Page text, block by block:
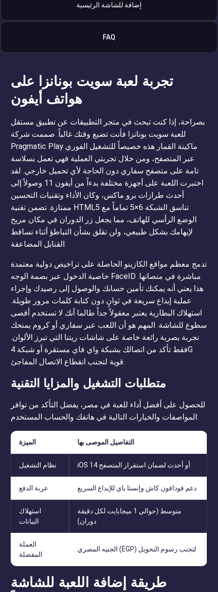
إضافة للشاشة الرئيسية
FAQ
تجربة لعبة سويت بونانزا على
هواتف أيفون
بصراحة، إذا كنت تبحث في متجر التطبيقات عن تطبيق مستقل
للعبة سويت بونانزا فأنت تضيع وقتك غالباً. صممت شركة
Pragmatic Play ماكينة القمار هذه خصيصاً للتشغيل الفوري
عبر المتصفح، ومن خلال تجربتي العملية فهي تعمل بسلاسة
تامة على متصفح سفاري دون الحاجة لأي تحميل خارجي. لقد
اختبرت اللعبة على أجهزة مختلفة بدءاً من أيفون 11 وصولاً إلى
أحدث طرازات برو ماكس، وكان الأداء وتقنيات التحسين
ممتازة. تضمن تقنية HTML5 تناسق الشبكة 6×5 تماماً مع
الوضع الرأسي للهاتف، مما يجعل زر الدوران في مكان مريح
لإبهامك بشكل طبيعي، ولن تقلق بشأن التباطؤ أثناء تساقط
القنابل المضاعفة.
تدمج معظم مواقع الكازينو الحاصلة على تراخيص دولية معتمدة
خاصية الدخول عبر بصمة الوجه FaceID مباشرة في منصاتها.
هذا يعني أنه يمكنك تأمين حسابك والوصول إلى رصيدك وإجراء
عملية إيداع سريعة في ثوانٍ دون كتابة كلمات مرور طويلة.
استهلاك البطارية يعتبر معقولاً جداً طالما أنك لا تستخدم أقصى
سطوع للشاشة. المهم هو أن اللعب عبر سفاري أو كروم يمنحك
تجربة بصرية رائعة خاصة على شاشات ريتنا التي تبرز الألوان.
فقط تأكد من اتصالك بشبكة واي فاي مستقرة أو شبكة 4G
قوية لتجنب انقطاع الاتصال المفاجئ.
متطلبات التشغيل والمزايا التقنية
للحصول على أفضل أداء للعبة في مصر، يفضل التأكد من توافر
المواصفات والخيارات التالية في هاتفك والحساب المستخدم:
الميزة التفاصيل الموصى بها
نظام التشغيل iOS 14 أو أحدث لضمان استقرار المتصفح
عربة الدفع دعم فودافون كاش وإنستا باي للإيداع السريع
استهلاك
البيانات
متوسط (حوالي 1 ميجابايت لكل دقيقة
دوران)
العملة
المفضلة
الجنيه المصري (EGP) لتجنب رسوم التحويل
طريقة إضافة اللعبة للشاشة